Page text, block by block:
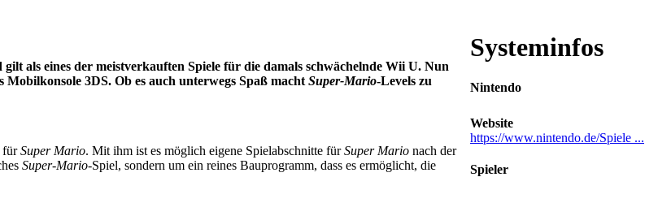
als eines der meistverkauften Spiele für die damals schwächelnde Wii U. Nun
3DS. Ob es auch unterwegs Spaß macht Super-Mario-Levels zu
fürSuper Mario. Mit ihm ist es möglich eigene Spielabschnitte fürSuper Mario nach der
Super-Mario-Spiel, sondern um ein reines Bauprogramm, dass es ermöglicht, die
Systeminfos
Nintendo
Website
https://www.nintendo.de/Spiele ...
Spieler